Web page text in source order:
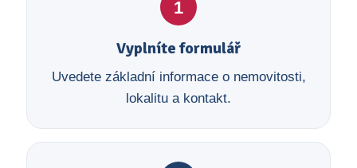
1
Vyplníte formulář
Uvedete základní informace o nemovitosti,
lokalitu a kontakt.